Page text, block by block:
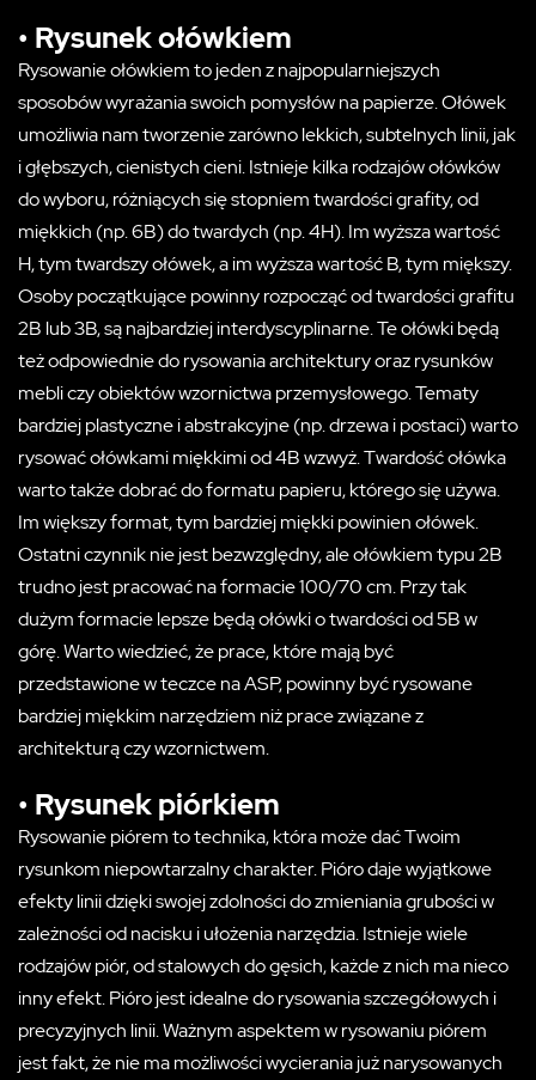
• Rysunek ołówkiem
Rysowanie ołówkiem to jeden z najpopularniejszych
sposobów wyrażania swoich pomysłów na papierze. Ołówek
umożliwia nam tworzenie zarówno lekkich, subtelnych linii, jak
i głębszych, cienistych cieni. Istnieje kilka rodzajów ołówków
do wyboru, różniących się stopniem twardości grafity, od
miękkich (np. 6B) do twardych (np. 4H). Im wyższa wartość
H, tym twardszy ołówek, a im wyższa wartość B, tym miększy.
Osoby początkujące powinny rozpocząć od twardości grafitu
2B lub 3B, są najbardziej interdyscyplinarne. Te ołówki będą
też odpowiednie do rysowania architektury oraz rysunków
mebli czy obiektów wzornictwa przemysłowego. Tematy
bardziej plastyczne i abstrakcyjne (np. drzewa i postaci) warto
rysować ołówkami miękkimi od 4B wzwyż. Twardość ołówka
warto także dobrać do formatu papieru, którego się używa.
Im większy format, tym bardziej miękki powinien ołówek.
Ostatni czynnik nie jest bezwzględny, ale ołówkiem typu 2B
trudno jest pracować na formacie 100/70 cm. Przy tak
dużym formacie lepsze będą ołówki o twardości od 5B w
górę. Warto wiedzieć, że prace, które mają być
przedstawione w teczce na ASP, powinny być rysowane
bardziej miękkim narzędziem niż prace związane z
architekturą czy wzornictwem.
• Rysunek piórkiem
Rysowanie piórem to technika, która może dać Twoim
rysunkom niepowtarzalny charakter. Pióro daje wyjątkowe
efekty linii dzięki swojej zdolności do zmieniania grubości w
zależności od nacisku i ułożenia narzędzia. Istnieje wiele
rodzajów piór, od stalowych do gęsich, każde z nich ma nieco
inny efekt. Pióro jest idealne do rysowania szczegółowych i
precyzyjnych linii. Ważnym aspektem w rysowaniu piórem
jest fakt, że nie ma możliwości wycierania już narysowanych